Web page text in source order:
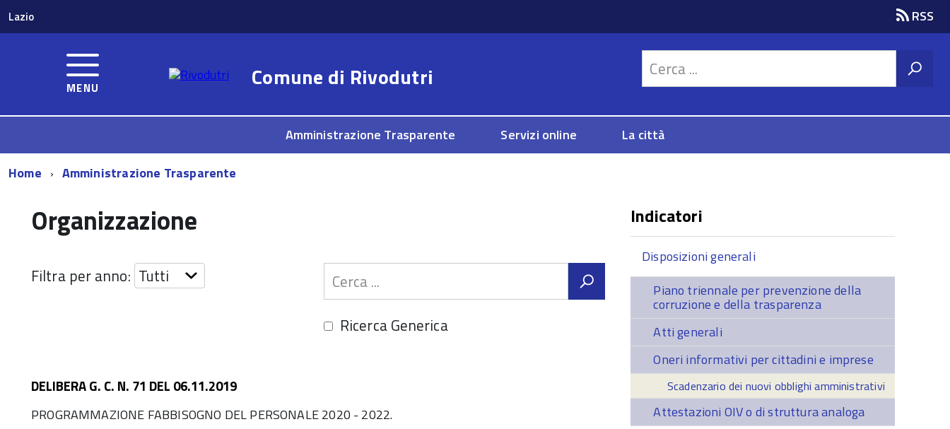
Lazio RSS
MENU Comune di Rivodutri
Amministrazione Trasparente Servizi online
La città
Home
Amministrazione Trasparente
Organizzazione
Filtra per anno:
Ricerca Generica
DELIBERA G. C. N. 71 DEL 06.11.2019
PROGRAMMAZIONE FABBISOGNO DEL PERSONALE 2020 - 2022.
Indicatori
Disposizioni generali
Piano triennale per prevenzione della
corruzione e della trasparenza
Atti generali
Oneri informativi per cittadini e imprese
Scadenzario dei nuovi obblighi amministrativi
Attestazioni OIV o di struttura analoga